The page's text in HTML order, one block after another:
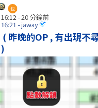
包
-20 分鐘前
- jaway
( 昨晚的OP , 有出現不